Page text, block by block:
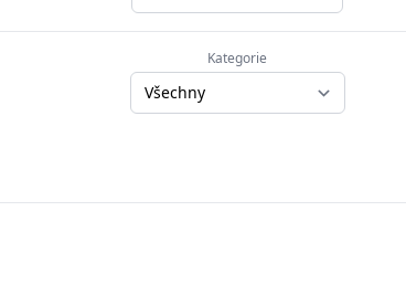
Kategorie
Kategorie